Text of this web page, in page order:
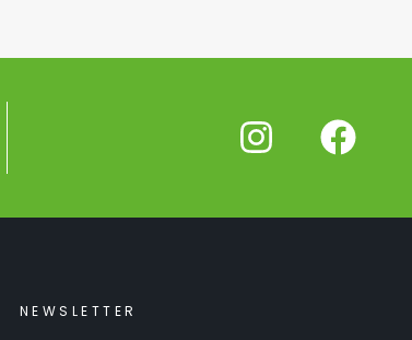
NEWSLETTER